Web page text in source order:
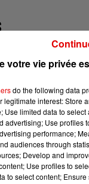
SEAL
Kiss From A Rose
votre vie privée
do the following data
legitimate interest: Store
Use limited data to
advertising; Use profiles
performance;
audiences through
Develop and
Use profiles to
to select content;